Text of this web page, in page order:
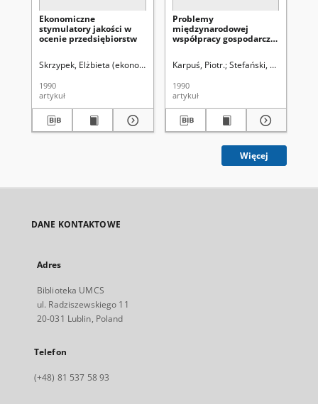
Ekonomiczne
stymulatory jakości w
ocenie przedsiębiorstw
Skrzypek, Elżbieta (ekonomia).
1990
artykuł
Problemy
międzynarodowej
współpracy gospodarczej
Karpuś, Piotr. Stefański, Marian.
1990
artykuł
Więcej
DANE KONTAKTOWE
Adres
Biblioteka UMCS
ul. Radziszewskiego 11
20-031 Lublin, Poland
Telefon
(+48) 81 537 58 93